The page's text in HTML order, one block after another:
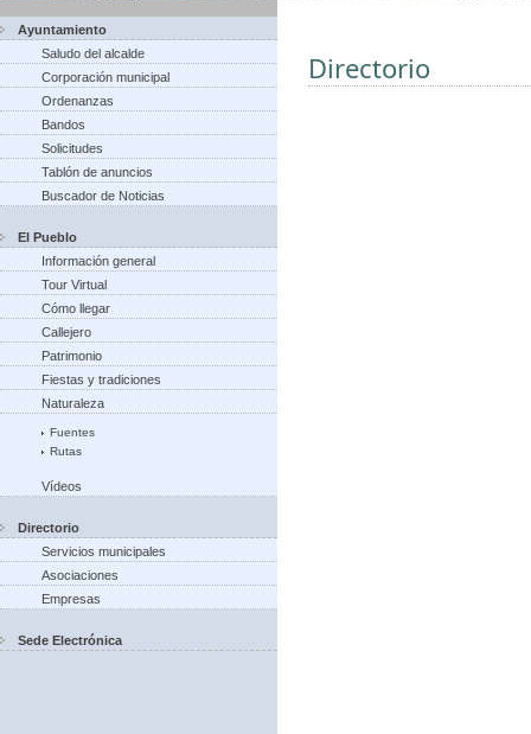
Ayuntamiento
Saludo del alcalde
Corporación municipal
Ordenanzas
Bandos
Solicitudes
Tablón de anuncios
Buscador de Noticias
El Pueblo
Información general
Tour Virtual
Cómo llegar
Callejero
Patrimonio
Fiestas y tradiciones
Naturaleza
Fuentes
Rutas
Vídeos
Directorio
Servicios municipales
Asociaciones
Empresas
Sede Electrónica
Directorio